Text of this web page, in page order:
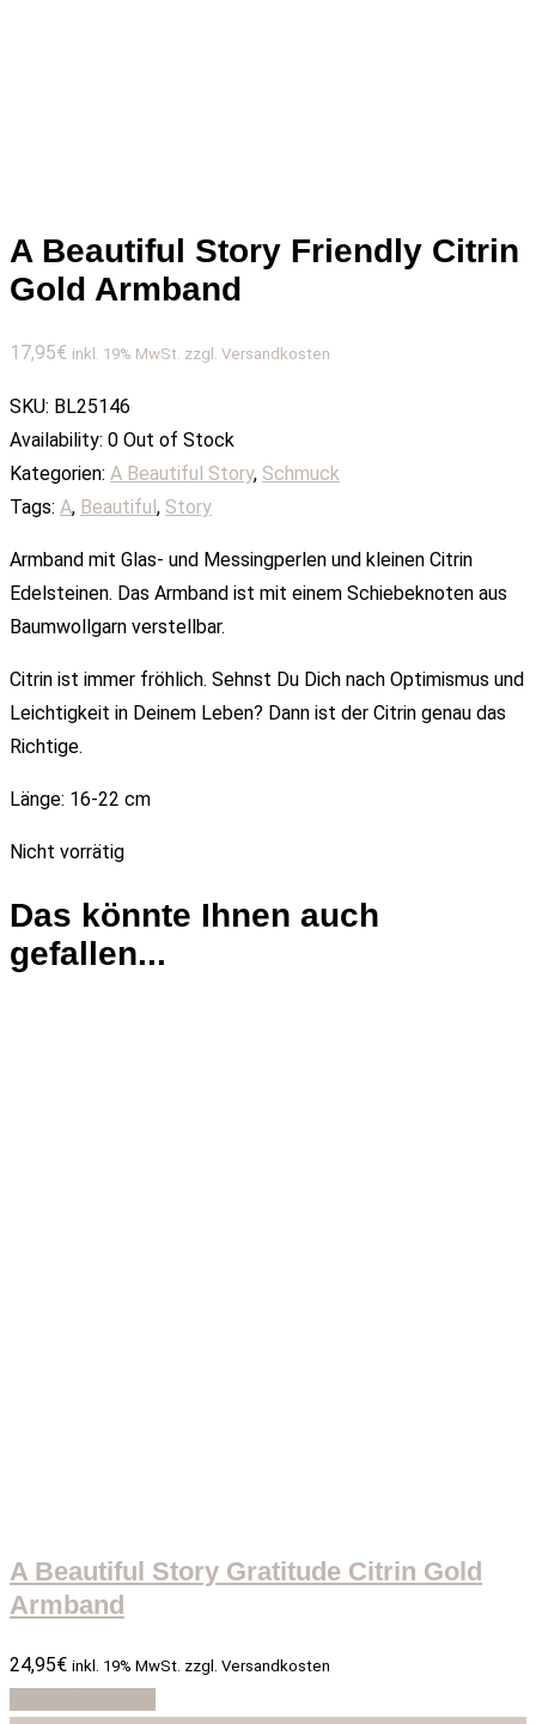
A Beautiful Story Friendly Citrin
Gold Armband
17,95€ inkl. 19% MwSt. zzgl. Versandkosten
SKU: BL25146
Availability: 0 Out of Stock
Kategorien: A Beautiful Story, Schmuck
Tags: A, Beautiful, Story
Armband mit Glas- und Messingperlen und kleinen Citrin
Edelsteinen. Das Armband ist mit einem Schiebeknoten aus
Baumwollgarn verstellbar.
Citrin ist immer fröhlich. Sehnst Du Dich nach Optimismus und
Leichtigkeit in Deinem Leben? Dann ist der Citrin genau das
Richtige.
Länge: 16-22 cm
Nicht vorrätig
Das könnte Ihnen auch
gefallen...
A Beautiful Story Gratitude Citrin Gold
Armband
24,95€ inkl. 19% MwSt. zzgl. Versandkosten